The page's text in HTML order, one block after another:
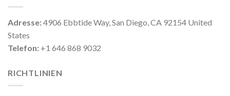
Adresse:4906 Ebbtide Way, San Diego, CA 92154 United
States
Telefon: +1 646 868 9032
RICHTLINIEN